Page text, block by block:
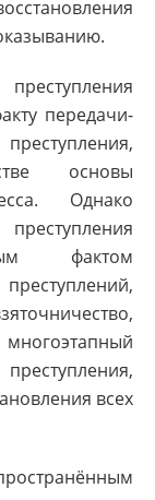
передачи-
основы
Однако
фактом
всех